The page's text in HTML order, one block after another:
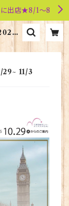
に出店★8/1～8
店
29~ 11/3